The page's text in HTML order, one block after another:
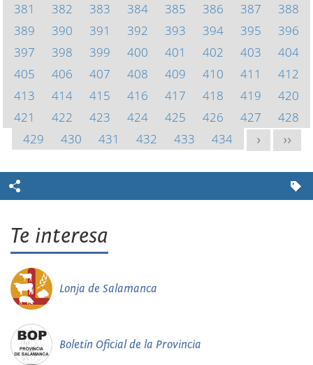
381
382 383 384 385 386 387
388
389
390 391 392 393 394 395
396
397
398 399 400 401 402 403
404
405
406 407 408 409 410 411
412
413
414 415 416 417 418 419
420
421
422 423 424 425 426 427
428
429
430 431 432 433 434 > >>
Te interesa
Lonja de Salamanca
Boletín Oficial de la Provincia